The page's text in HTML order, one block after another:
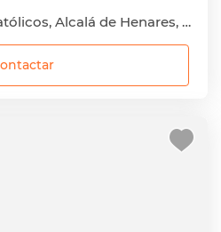
Nueva Alcalá, Reyes Católicos, Alcalá de Henares, Madrid